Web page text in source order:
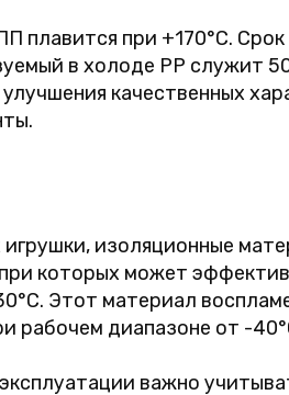
плавится при +170°C. Срок
в холоде PP служит
качественных
изоляционные
которых может
Этот материал
рабочем диапазоне от -
важно